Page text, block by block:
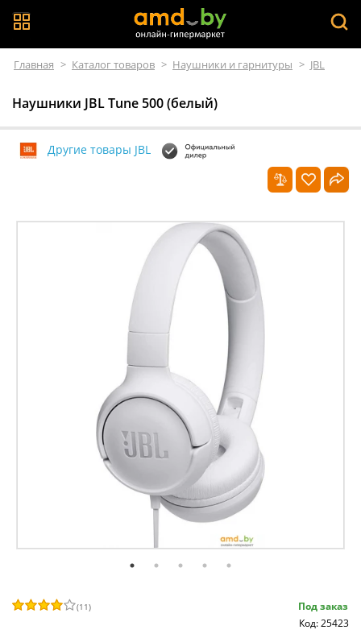
Главная > Каталог товаров > Наушники и гарнитуры > JBL
Наушники JBL Tune 500 (белый)
Другие товары JBL
(11)
Под заказ
Код: 25423